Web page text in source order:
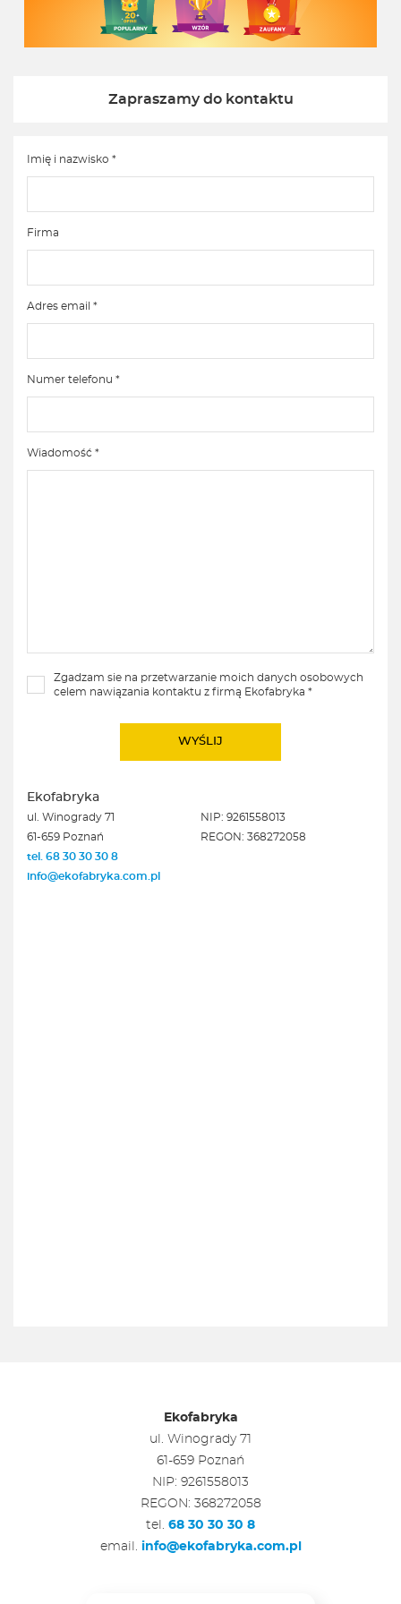
Zapraszamy do kontaktu
Imię i nazwisko *
Firma
Adres email *
Numer telefonu *
Wiadomość *
Zgadzam sie na przetwarzanie moich danych osobowych
celem nawiązania kontaktu z firmą Ekofabryka *
Ekofabryka
ul. Winogrady 71
61-659 Poznań
tel. 68 30 30 30 8
info@ekofabryka.com.pl
NIP: 9261558013
REGON: 368272058
Ekofabryka
ul. Winogrady 71
61-659 Poznań
NIP: 9261558013
REGON: 368272058
tel. 68 30 30 30 8
email. info@ekofabryka.com.pl